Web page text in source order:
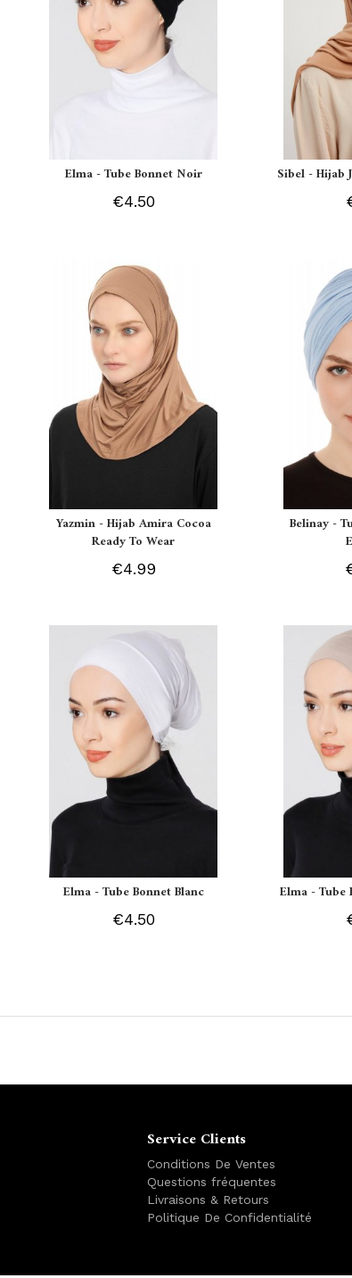
Elma - Tube Bonnet Noir
€4.50
Sibel - Hijab
Yazmin - Hijab Amira Cocoa
Ready To Wear
€4.99
Belinay -
Elma - Tube Bonnet Blanc
€4.50
Elma - Tube
Service Clients
Conditions De Ventes
Questions fréquentes
Livraisons & Retours
Politique De Confidentialité